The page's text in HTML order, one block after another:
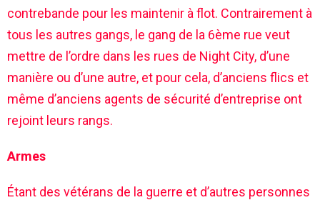
contrebande pour les maintenir à flot. Contrairement à
tous les autres gangs, le gang de la 6ème rue veut
mettre de l’ordre dans les rues de Night City, d’une
manière ou d’une autre, et pour cela, d’anciens flics et
même d’anciens agents de sécurité d’entreprise ont
rejoint leurs rangs.
Armes
Étant des vétérans de la guerre et d’autres personnes